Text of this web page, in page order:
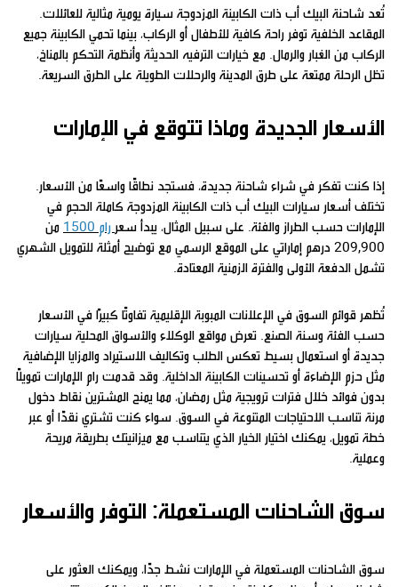
تُعد شاحنة البيك أب ذات الكابينة المزدوجة سيارة يومية مثالية للعائلات.
المقاعد الخلفية توفر راحة كافية للأطفال أو الركاب، بينما تحمي الكابينة جميع
الركاب من الغبار والرمال. مع خيارات الترفيه الحديثة وأنظمة التحكم بالمناخ،
تظل الرحلة ممتعة على طرق المدينة والرحلات الطويلة على الطرق السريعة.
الأسعار الجديدة وماذا تتوقع في الإمارات
إذا كنت تفكر في شراء شاحنة جديدة، فستجد نطاقًا واسعًا من الأسعار.
تختلف أسعار سيارات البيك أب ذات الكابينة المزدوجة كاملة الحجم في
الإمارات حسب الطراز والفئة. على سبيل المثال، يبدأ سعر رام 1500
من
209,900 درهم إماراتي على الموقع الرسمي مع توضيح أمثلة للتمويل الشهري
تشمل الدفعة الأولى والفترة الزمنية المعتادة.
تُظهر قوائم السوق في الإعلانات المبوبة الإقليمية تفاوتًا كبيرًا في الأسعار
حسب الفئة وسنة الصنع. تعرض مواقع الوكلاء والأسواق المحلية سيارات
جديدة أو استعمال بسيط تعكس الطلب وتكاليف الاستيراد والمزايا الإضافية
مثل حزم الإضاءة أو تحسينات الكابينة الداخلية. وقد قدمت رام الإمارات تمويلًا
بدون فوائد خلال فترات ترويجية مثل رمضان، مما يمنح المشترين نقاط دخول
مرنة تناسب الاحتياجات المتنوعة في السوق. سواء كنت تشتري نقدًا أو عبر
خطة تمويل، يمكنك اختيار الخيار الذي يتناسب مع ميزانيتك بطريقة مريحة
وعملية.
سوق الشاحنات المستعملة: التوفر والأسعار
سوق الشاحنات المستعملة في الإمارات نشط جدًا، ويمكنك العثور على